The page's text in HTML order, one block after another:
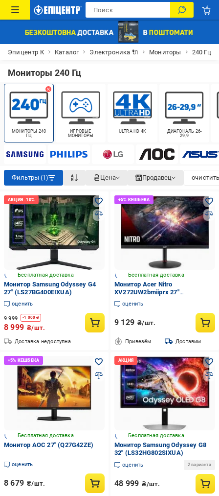
Эпицентр К Каталог Электроника 🔌 Мониторы 240 Гц
Мониторы 240 Гц
МОНИТОРЫ 240
ГЦ
ИГРОВЫЕ
МОНИТОРЫ
ULTRA HD 4K
ДИАГОНАЛЬ 26-
29,9
Фильтры (1) Цена Продавец
Бесплатная доставка
Монитор Samsung Odyssey G4
27" (LS27BG400EIXUA)
оценить
9 999 -1 000 ₴
8 999 ₴/шт.
Доставка недоступна
Бесплатная доставка
Монитор Acer Nitro
XV272UW2bmiiprx 27"
(UM.HX2EE.201)
оценить
9 129 ₴/шт.
Привезём Доставим
Бесплатная доставка
Монитор AOC 27" (Q27G42ZE)
оценить
8 679 ₴/шт.
Бесплатная доставка
Монитор Samsung Odyssey G8
32" (LS32HG802SIXUA)
оценить 2 варианта
48 999 ₴/шт.